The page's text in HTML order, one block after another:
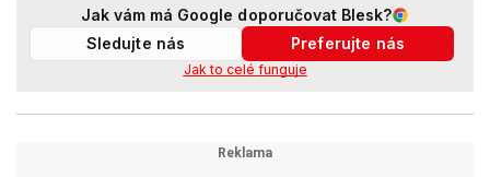
Jak vám má Google doporučovat Blesk?
Sledujte nás
Preferujte nás
Jak to celé funguje